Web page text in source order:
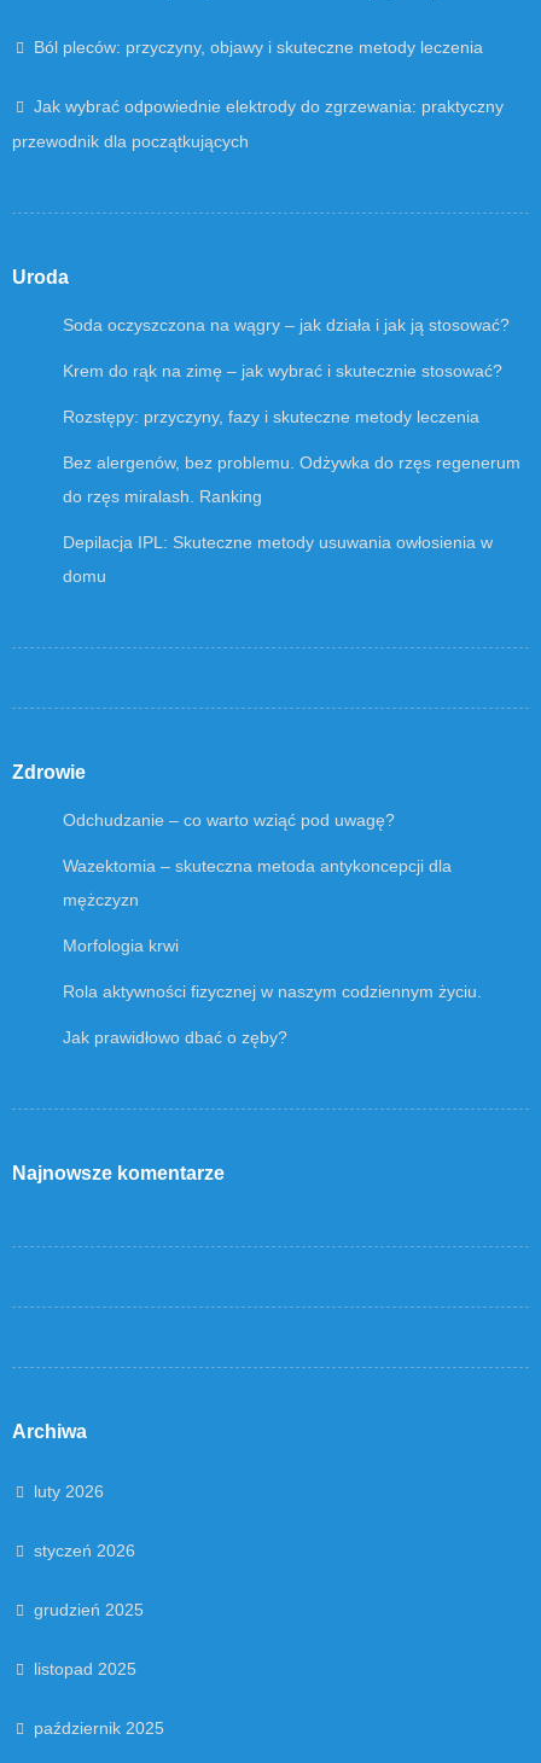
Ból pleców: przyczyny, objawy i skuteczne metody leczenia
Jak wybrać odpowiednie elektrody do zgrzewania: praktyczny
przewodnik dla początkujących
Uroda
Soda oczyszczona na wągry – jak działa i jak ją stosować?
Krem do rąk na zimę – jak wybrać i skutecznie stosować?
Rozstępy: przyczyny, fazy i skuteczne metody leczenia
Bez alergenów, bez problemu. Odżywka do rzęs regenerum
do rzęs miralash. Ranking
Depilacja IPL: Skuteczne metody usuwania owłosienia w
domu
Zdrowie
Odchudzanie – co warto wziąć pod uwagę?
Wazektomia – skuteczna metoda antykoncepcji dla
mężczyzn
Morfologia krwi
Rola aktywności fizycznej w naszym codziennym życiu.
Jak prawidłowo dbać o zęby?
Najnowsze komentarze
Archiwa
luty 2026
styczeń 2026
grudzień 2025
listopad 2025
październik 2025